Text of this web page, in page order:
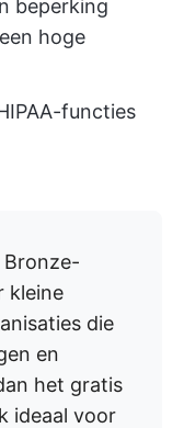
beperking
hoge
functies
Bronze-
kleine
die
en
het gratis
ideaal voor